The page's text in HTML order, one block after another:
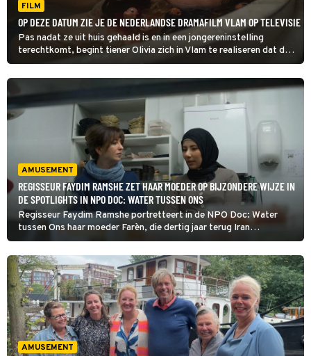
FILM
OP DEZE DATUM ZIE JE DE NEDERLANDSE DRAMAFILM VLAM OP TELEVISIE
Pas nadat ze uit huis gehaald is en in een jongereninstelling
terechtkomt, begint tiener Olivia zich in Vlam te realiseren dat de
complexe relatie met haar moeder geen gezonde is.
AMUSEMENT
REGISSEUR FAYDIM RAMSHE ZET HAAR MOEDER OP BIJZONDERE WIJZE IN
DE SPOTLIGHTS IN NPO DOC: WATER TUSSEN ONS
Regisseur Faydim Ramshe portretteert in de NPO Doc: Water
tussen Ons haar moeder Farèn, die dertig jaar terug Iran
ontvluchtte, zonder haar dochter. Farèn bouwde hier een nieuw
leven op en helpt jonge gevluchte vrouwen met werk, advies en
zwemles.
AMUSEMENT